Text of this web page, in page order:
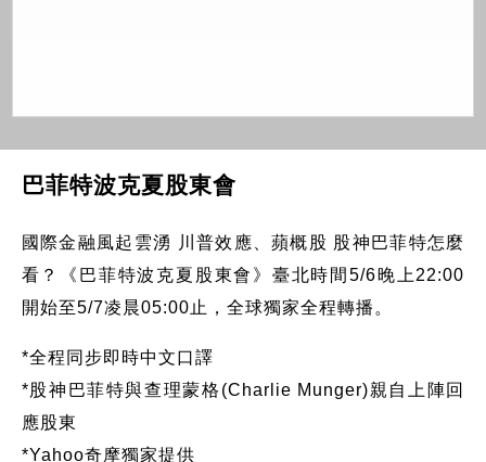
巴菲特波克夏股東會
國際金融風起雲湧 川普效應、蘋概股 股神巴菲特怎麼
看？《巴菲特波克夏股東會》臺北時間5/6晚上22:00
開始至5/7凌晨05:00止，全球獨家全程轉播。
*全程同步即時中文口譯
*股神巴菲特與查理蒙格(Charlie Munger)親自上陣回
應股東
*Yahoo奇摩獨家提供